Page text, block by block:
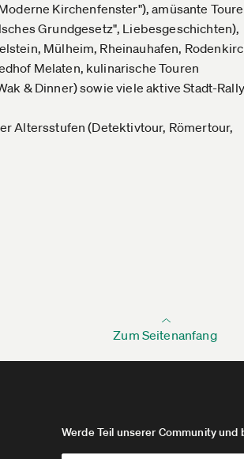
Kirchenfenster"), amüsante
Grundgesetz", Liebesgeschichten),
Mülheim, Rheinauhafen,
Melaten, kulinarische Touren
& Dinner) sowie viele aktive Stadt-
Altersstufen (Detektivtour, Römertour,
Zum Seitenanfang
Werde Teil unserer Community und